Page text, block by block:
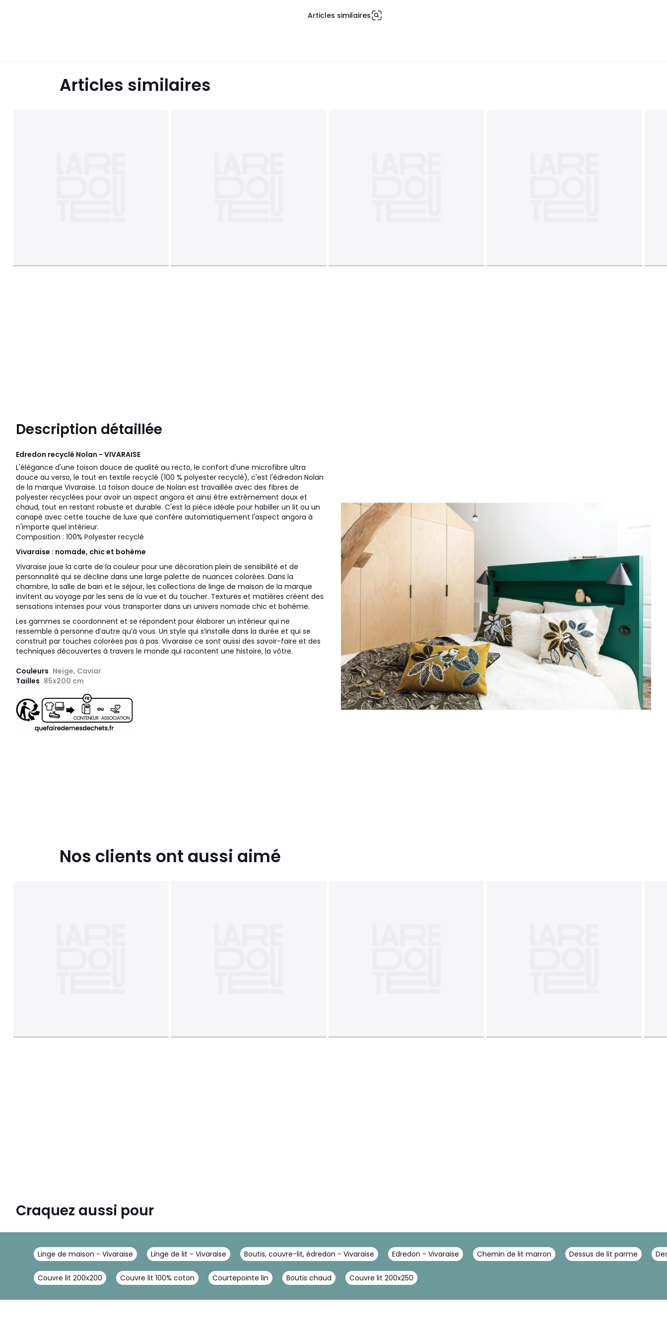
Articles similaires
Articles similaires
Description détaillée
Edredon recyclé Nolan - VIVARAISE
L'élégance d'une toison douce de qualité au recto, le confort d'une microfibre ultra
douce au verso, le tout en textile recyclé (100 % polyester recyclé), c'est l'édredon Nolan
de la marque Vivaraise. La toison douce de Nolan est travaillée avec des fibres de
polyester recyclées pour avoir un aspect angora et ainsi être extrêmement doux et
chaud, tout en restant robuste et durable. C'est la pièce idéale pour habiller un lit ou un
canapé avec cette touche de luxe que confère automatiquement l'aspect angora à
n'importe quel intérieur.
Composition : 100% Polyester recyclé
Vivaraise : nomade, chic et bohème
Vivaraise joue la carte de la couleur pour une décoration plein de sensibilité et de
personnalité qui se décline dans une large palette de nuances colorées. Dans la
chambre, la salle de bain et le séjour, les collections de linge de maison de la marque
invitent au voyage par les sens de la vue et du toucher. Textures et matières créent des
sensations intenses pour vous transporter dans un univers nomade chic et bohème.
Les gammes se coordonnent et se répondent pour élaborer un intérieur qui ne
ressemble à personne d’autre qu’à vous. Un style qui s’installe dans la durée et qui se
construit par touches colorées pas à pas. Vivaraise ce sont aussi des savoir-faire et des
techniques découvertes à travers le monde qui racontent une histoire, la vôtre.
Couleurs Neige, Caviar
Tailles 85x200 cm
Nos clients ont aussi aimé
Craquez aussi pour
Linge de maison - Vivaraise Linge de lit - Vivaraise Boutis, couvre-lit, édredon - Vivaraise Edredon - Vivaraise Chemin de lit marron Dessus de lit parme
Couvre lit 200x200 Couvre lit 100% coton Courtepointe lin Boutis chaud Couvre lit 200x250